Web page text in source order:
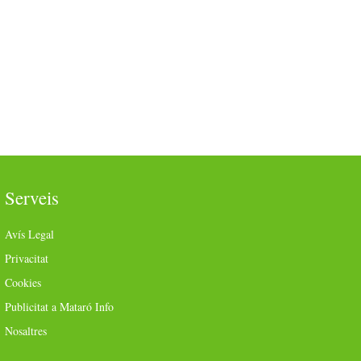
Serveis
Avís Legal
Privacitat
Cookies
Publicitat a Mataró Info
Nosaltres